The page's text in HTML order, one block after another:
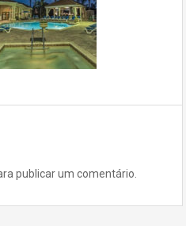
publicar um comentário.